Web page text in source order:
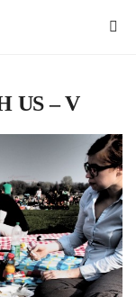
US – V